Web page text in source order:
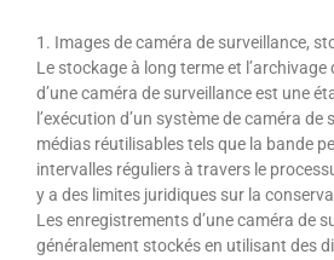
1. Images de caméra de surveillance,
Le stockage à long terme et
d’une caméra de surveillance est une
l’exécution d’un système de caméra de
médias réutilisables tels que la bande
intervalles réguliers à travers le
y a des limites juridiques sur la
Les enregistrements d’une caméra de
généralement stockés en utilisant des